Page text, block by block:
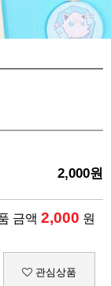
2,000원
금액 2,000 원
관심상품